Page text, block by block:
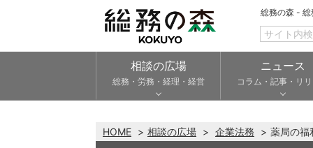
総務の森 - 総
相談の広場
総務・労務・経理・経営
ニュース
コラム・記事・リ
HOME 相談の広場 企業法務 薬局の福